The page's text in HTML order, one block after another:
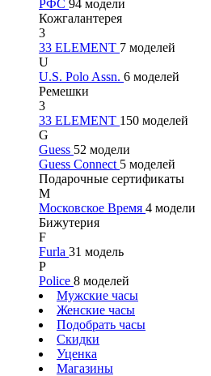
РФС 94 модели
Кожгалантерея
3
33 ELEMENT 7 моделей
U
U.S. Polo Assn. 6 моделей
Ремешки
3
33 ELEMENT 150 моделей
G
Guess 52 модели
Guess Connect 5 моделей
Подарочные сертификаты
М
Московское Время 4 модели
Бижутерия
F
Furla 31 модель
P
Police 8 моделей
Мужские часы
Женские часы
Подобрать часы
Скидки
Уценка
Магазины